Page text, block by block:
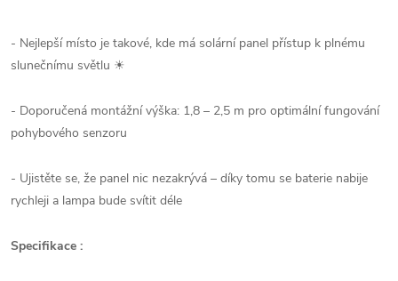
- Nejlepší místo je takové, kde má solární panel přístup k plnému
slunečnímu světlu ☀
- Doporučená montážní výška: 1,8 – 2,5 m pro optimální fungování
pohybového senzoru
- Ujistěte se, že panel nic nezakrývá – díky tomu se baterie nabije
rychleji a lampa bude svítit déle
Specifikace :